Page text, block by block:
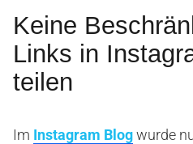
Keine
Links in
teilen
Im Instagram Blogwurde